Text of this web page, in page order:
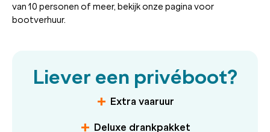
van 10 personen of meer, bekijk onze pagina voor
bootverhuur.
Liever een privéboot?
Extra vaaruur
Deluxe drankpakket